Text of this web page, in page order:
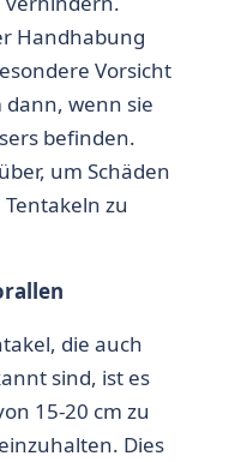
Handhabung
Vorsicht
wenn sie
befinden.
um Schäden
zu
die auch
sind, ist es
15-20 cm zu
Dies